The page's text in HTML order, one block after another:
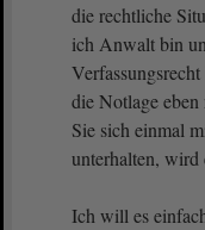
die rechtliche
ich Anwalt bin
die Notlage
Sie sich einmal
unterhalten, wird
Ich will es